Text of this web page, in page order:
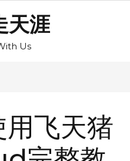
天涯
Us
飞天猪